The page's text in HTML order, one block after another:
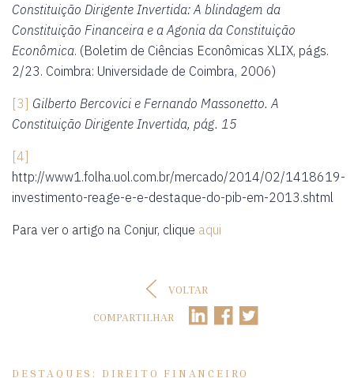
Constituição Dirigente Invertida: A blindagem da
Constituição Financeira e a Agonia da Constituição
Econômica. (Boletim de Ciências Econômicas XLIX, págs.
2/23. Coimbra: Universidade de Coimbra, 2006)
[3] Gilberto Bercovici e Fernando Massonetto. A
Constituição Dirigente Invertida, pág. 15
[4]
http://www1.folha.uol.com.br/mercado/2014/02/1418619-
investimento-reage-e-e-destaque-do-pib-em-2013.shtml
Para ver o artigo na Conjur, clique aqui
VOLTAR
COMPARTILHAR
DESTAQUES: DIREITO FINANCEIRO